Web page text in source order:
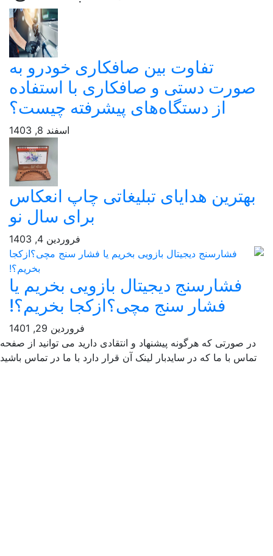
تفاوت بین صافکاری خودرو به
دستی و صافکاری با استفاده
از دستگاه‌های پیشرفته چیست؟
اسفند 8, 1403
هدایای تبلیغاتی چاپ انعکاس
برای سال نو
فروردین 4, 1403
فشارسنج دیجیتال بازویی بخریم یا
فشار سنج مچی؟ازکجا بخریم؟!
فروردین 29, 1401
صورتی که هرگونه پیشنهاد و انتقادی دارید می توانید از صفحه
با ما که در سایدبار لینک آن قرار دارد با ما در تماس باشید